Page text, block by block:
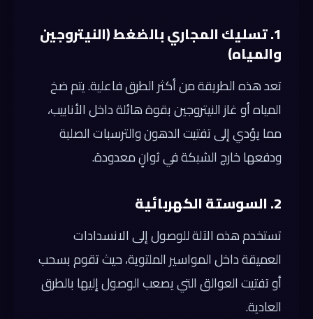
1. تسليك المجاري بالضغط (النيتروجين
والمياه)
تعد هذه الطريقة من أكثر الطرق فاعلية. يتم ضخ
المياه أو غاز النيتروجين بقوة هائلة داخل الأنابيب،
مما يؤدي إلى تفتيت الدهون والترسبات الصلبة
ودفعها خارج الشبكة في ثوانٍ معدودة.
2. السوستة الكهربائية
تستخدم هذه الآلة للوصول إلى الانسدادات
العميقة داخل المواسير الملتوية، حيث تقوم بسحب
أو تفتيت العوالق التي يصعب الوصول إليها بالطرق
العادية.